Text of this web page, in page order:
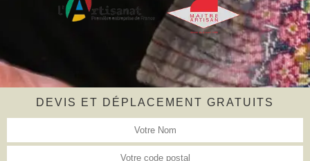
DEVIS ET DÉPLACEMENT GRATUITS